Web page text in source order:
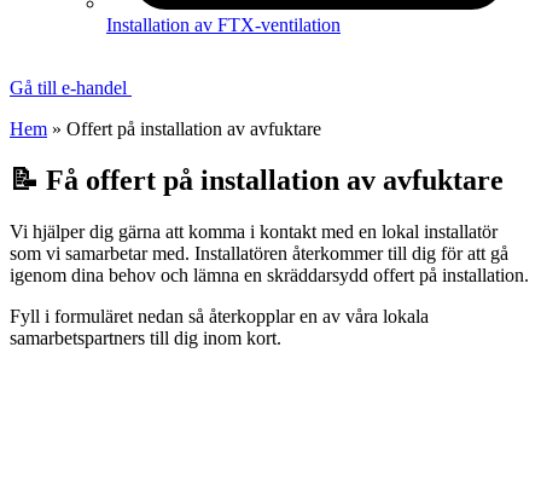
Installation av FTX-ventilation
Gå till e-handel
Hem » Offert på installation av avfuktare
📝 Få offert på installation av avfuktare
Vi hjälper dig gärna att komma i kontakt med en lokal installatör
som vi samarbetar med. Installatören återkommer till dig för att gå
igenom dina behov och lämna en skräddarsydd offert på installation.
Fyll i formuläret nedan så återkopplar en av våra lokala
samarbetspartners till dig inom kort.